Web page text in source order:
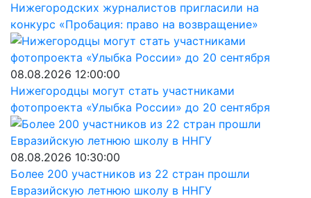
Нижегородских журналистов пригласили на
конкурс «Пробация: право на возвращение»
08.08.2026 12:00:00
Нижегородцы могут стать участниками
фотопроекта «Улыбка России» до 20 сентября
08.08.2026 10:30:00
Более 200 участников из 22 стран прошли
Евразийскую летнюю школу в ННГУ